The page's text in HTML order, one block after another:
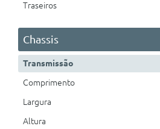
Traseiros
Chassis
Transmissão
Comprimento
Largura
Altura